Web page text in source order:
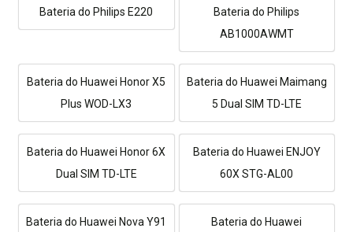
Bateria do Philips E220
Bateria do Philips
AB1000AWMT
Bateria do Huawei Honor X5
Plus WOD-LX3
Bateria do Huawei Maimang
5 Dual SIM TD-LTE
Bateria do Huawei Honor 6X
Dual SIM TD-LTE
Bateria do Huawei ENJOY
60X STG-AL00
Bateria do Huawei Nova Y91
Bateria do Huawei